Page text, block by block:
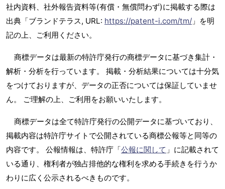
社内資料、社外報告資料等(有償・無償問わず)に掲載する際は
出典「ブランドテラス, URL: https://patent-i.com/tm/ 」を明
記の上、ご利用ください。
商標データは最新の特許庁発行の商標データに基づき集計・
解析・分析を行っています。 掲載・分析結果については十分気
をつけておりますが、データの正否については保証していませ
ん。 ご理解の上、ご利用をお願いいたします。
商標データは全て特許庁発行の公開データに基づいており、
掲載内容は特許庁サイトで公開されている商標公報等と同等の
内容です。 公報情報は、特許庁「公報に関して 」に記載されて
いる通り、権利者が独占排他的な権利を求める手続きを行うか
わりに広く公示されるべきものです。